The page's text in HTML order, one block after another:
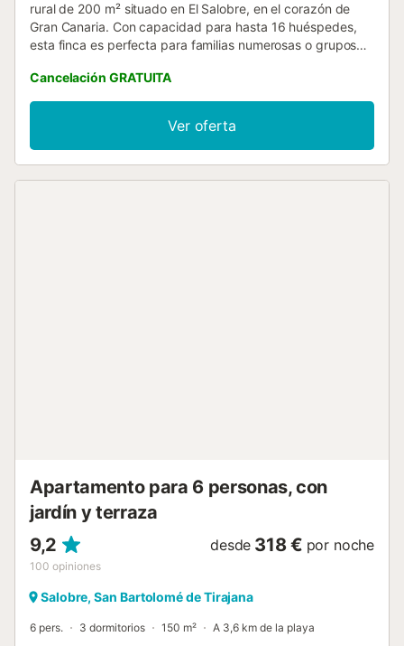
rural de 200 m² situado en El Salobre, en el corazón de
Gran Canaria. Con capacidad para hasta 16 huéspedes,
esta finca es perfecta para familias numerosas o grupos
naturaleza en un entorno único. La propiedad cuenta con
2 dormitorios y un salón habilitado para dormir, con
distribución pensada para acomodar a todos los
huéspedes con comodidad. Dispone de 3 baños: uno en el
interior de la casa y dos en la zona de la piscina, pensados
Cancelación GRATUITA
Ver oferta
Apartamento para 6 personas, con
jardín y terraza
9,2
100 opiniones
desde 318 € por noche
Salobre, San Bartolomé de Tirajana
6 pers. 3 dormitorios 150 m² A 3,6 km de la playa